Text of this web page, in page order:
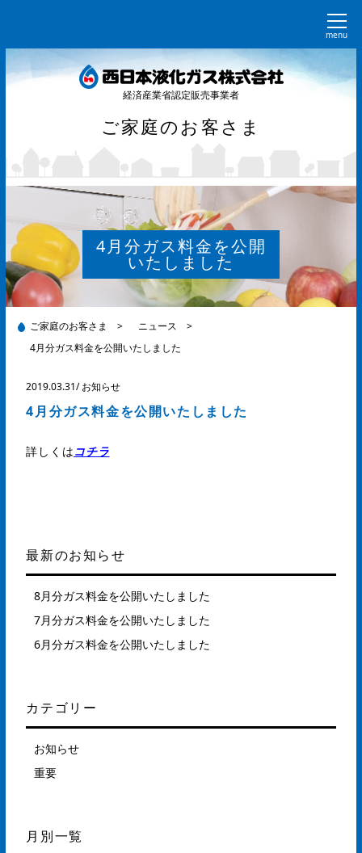
menu
経済産業省認定販売事業者
ご家庭のお客さま
4月分ガス料金を公開
いたしました
ご家庭のお客さま > ニュース >
4月分ガス料金を公開いたしました
2019.03.31/お知らせ
4月分ガス料金を公開いたしました
詳しくはコチラ
最新のお知らせ
8月分ガス料金を公開いたしました
7月分ガス料金を公開いたしました
6月分ガス料金を公開いたしました
カテゴリー
お知らせ
重要
月別一覧